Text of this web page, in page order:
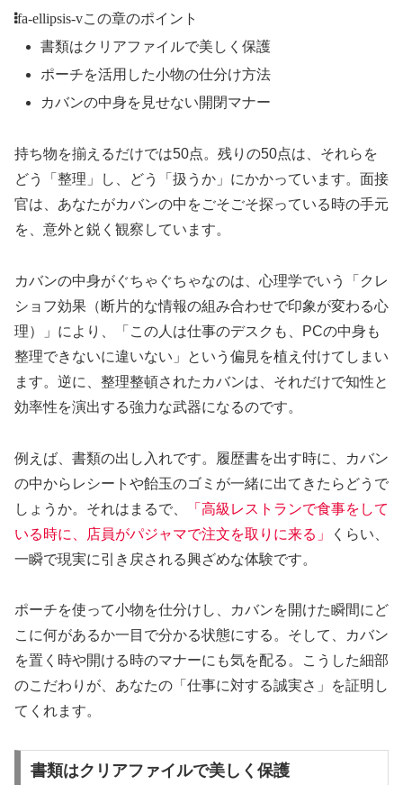
fa-ellipsis-vこの章のポイント
書類はクリアファイルで美しく保護
ポーチを活用した小物の仕分け方法
カバンの中身を見せない開閉マナー
持ち物を揃えるだけでは50点。残りの50点は、それらを
どう「整理」し、どう「扱うか」にかかっています。面接
官は、あなたがカバンの中をごそごそ探っている時の手元
を、意外と鋭く観察しています。
カバンの中身がぐちゃぐちゃなのは、心理学でいう「クレ
ショフ効果（断片的な情報の組み合わせで印象が変わる心
理）」により、「この人は仕事のデスクも、PCの中身も
整理できないに違いない」という偏見を植え付けてしまい
ます。逆に、整理整頓されたカバンは、それだけで知性と
効率性を演出する強力な武器になるのです。
例えば、書類の出し入れです。履歴書を出す時に、カバン
の中からレシートや飴玉のゴミが一緒に出てきたらどうで
しょうか。それはまるで、
「高級レストランで食事をして
いる時に、店員がパジャマで注文を取りに来る」
くらい、
一瞬で現実に引き戻される興ざめな体験です。
ポーチを使って小物を仕分けし、カバンを開けた瞬間にど
こに何があるか一目で分かる状態にする。そして、カバン
を置く時や開ける時のマナーにも気を配る。こうした細部
のこだわりが、あなたの「仕事に対する誠実さ」を証明し
てくれます。
書類はクリアファイルで美しく保護